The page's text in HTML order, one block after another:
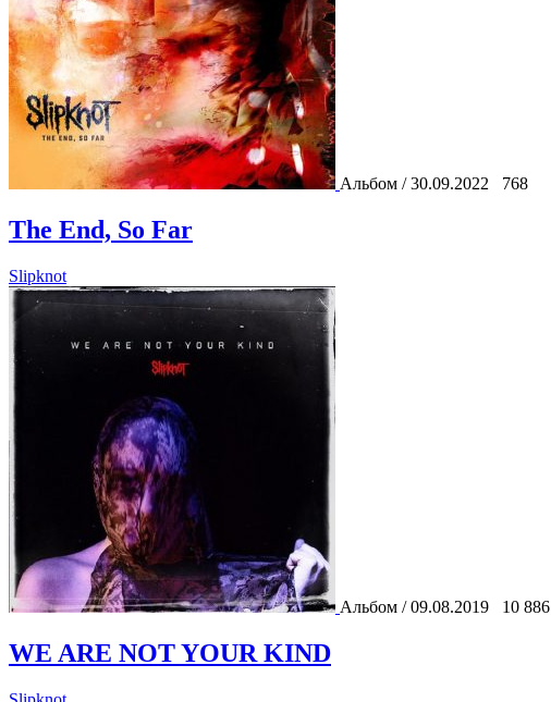
Альбом / 30.09.2022 768
The End, So Far
Slipknot
Альбом / 09.08.2019 10 886
WE ARE NOT YOUR KIND